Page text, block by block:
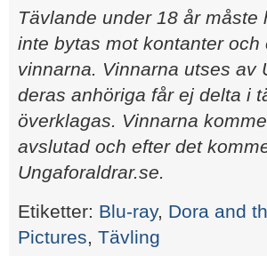
Tävlande under 18 år
inte bytas mot kontanter
vinnarna. Vinnarna utses av
deras anhöriga får ej delta i
överklagas. Vinnarna
avslutad och efter det
Ungaforaldrar.se.
Etiketter: Blu-ray, Dora and
Pictures, Tävling